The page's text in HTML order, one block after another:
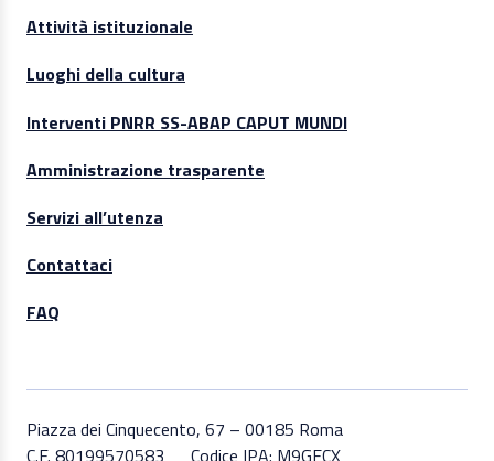
Attività istituzionale
Luoghi della cultura
Interventi PNRR SS-ABAP CAPUT MUNDI
Amministrazione trasparente
Servizi all’utenza
Contattaci
FAQ
Piazza dei Cinquecento, 67 – 00185 Roma
C.F. 80199570583
Codice IPA: M9GECX